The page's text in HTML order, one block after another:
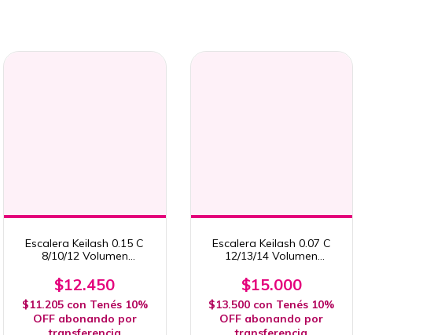
Escalera Keilash 0.15 C
8/10/12 Volumen
$12.450
$11.205 con Tenés 10%
OFF abonando por
Escalera Keilash 0.07 C
12/13/14 Volumen
$15.000
$13.500 con Tenés 10%
OFF abonando por